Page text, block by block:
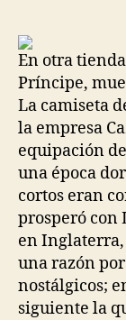
En otra
Príncipe,
La camiseta
la empresa
equipación
una época
cortos eran
prosperó
en Inglaterra,
una razón
nostálgicos;
siguiente la